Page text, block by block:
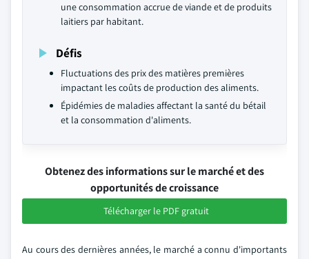
une consommation accrue de viande et de produits
laitiers par habitant.
Défis
Fluctuations des prix des matières premières
impactant les coûts de production des aliments.
Épidémies de maladies affectant la santé du bétail
et la consommation d'aliments.
Obtenez des informations sur le marché et des
opportunités de croissance
Télécharger le PDF gratuit
Au cours des dernières années, le marché a connu d'importants